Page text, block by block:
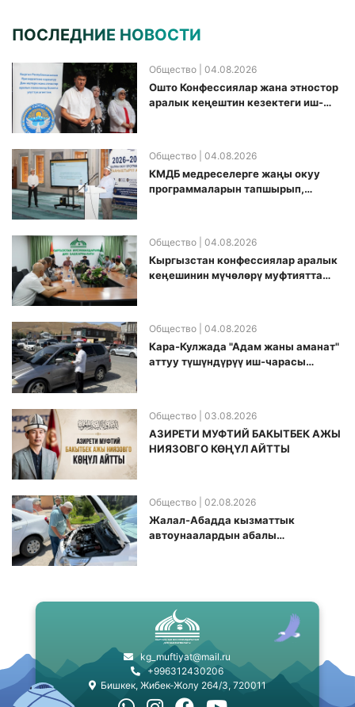
ПОСЛЕДНИЕ НОВОСТИ
Общество | 04.08.2026
Ошто Конфессиялар жана этностор
аралык кеңештин кезектеги иш-
Общество | 04.08.2026
КМДБ медреселерге жаңы окуу
программаларын тапшырып,
Общество | 04.08.2026
Кыргызстан конфессиялар аралык
кеӊешинин мүчөлөрү муфтиятта
Общество | 04.08.2026
Кара-Кулжада "Адам жаны аманат"
аттуу түшүндүрүү иш-чарасы
Общество | 03.08.2026
АЗИРЕТИ МУФТИЙ БАКЫТБЕК АЖЫ
НИЯЗОВГО КӨҢҮЛ АЙТТЫ
Общество | 02.08.2026
Жалал-Абадда кызматтык
автоунаалардын абалы
kg_muftiyat@mail.ru
+996312430206
Бишкек, Жибек-Жолу 264/3, 720011